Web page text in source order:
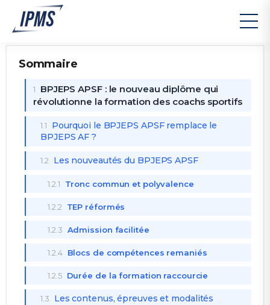
Sommaire
1
BPJEPS APSF : le nouveau diplôme qui
révolutionne la formation des coachs sportifs
1.1
Pourquoi le BPJEPS APSF remplace le
BPJEPS AF ?
1.2 Les nouveautés du BPJEPS APSF
1.2.1 Tronc commun et polyvalence
1.2.2 TEP réformés
1.2.3 Admission facilitée
1.2.4 Blocs de compétences remaniés
1.2.5 Durée de la formation raccourcie
1.3 Les contenus, épreuves et modalités